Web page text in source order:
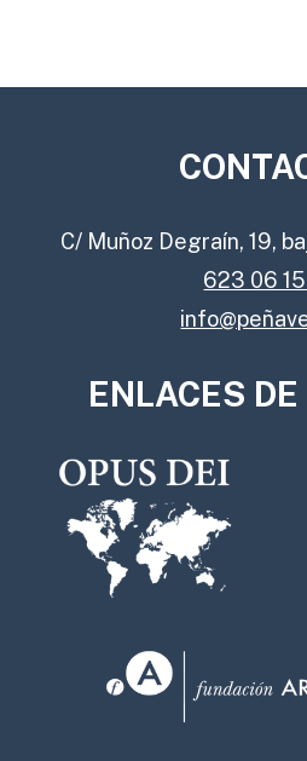
C/ Muñoz Degraín, 19,
623 06
ENLACES